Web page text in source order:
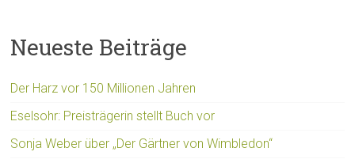
Neueste Beiträge
Der Harz vor 150 Millionen Jahren
Eselsohr: Preisträgerin stellt Buch vor
Sonja Weber über „Der Gärtner von Wimbledon“